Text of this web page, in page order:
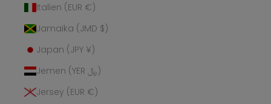
Italien (EUR €)
Jamaika (JMD $)
Japan (JPY ¥)
Jemen (YER ﷼)
Jersey (EUR €)